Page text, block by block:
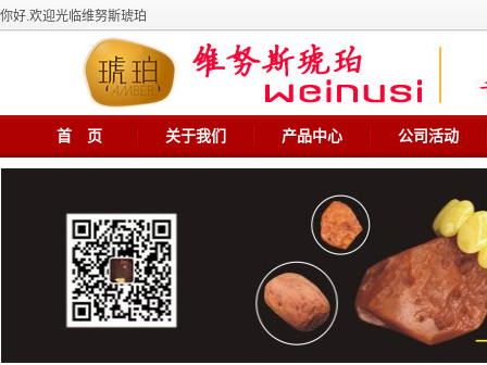
你好.欢迎光临维努斯琥珀
首 页 关于我们 产品中心 公司活动